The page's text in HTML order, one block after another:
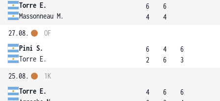
Torre E.
Massonneau M.
6
4
6
4
27.08.
Pini S.
Torre E.
OF
6
2
4
6
6
3
25.08.
Torre E.
1K
4
6
6